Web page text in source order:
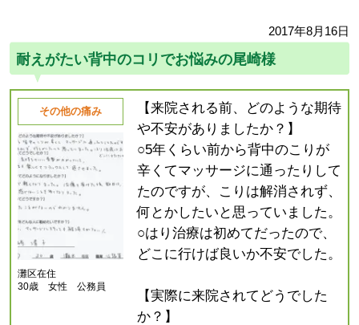
2017年8月16日
耐えがたい背中のコリでお悩みの尾崎様
その他の痛み
灘区在住
30歳 女性 公務員
【来院される前、どのような期待
や不安がありましたか？】
○5年くらい前から背中のこりが
辛くてマッサージに通ったりして
たのですが、こりは解消されず、
何とかしたいと思っていました。
○はり治療は初めてだったので、
どこに行けば良いか不安でした。
【実際に来院されてどうでした
か？】